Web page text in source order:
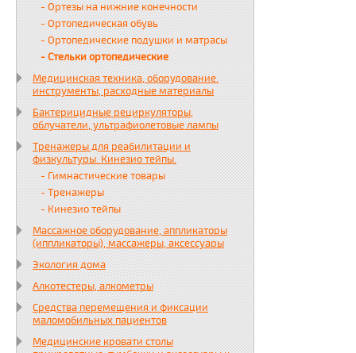
- Ортезы на нижние конечности
- Ортопедическая обувь
- Ортопедические подушки и матрасы
- Стельки ортопедические
Медицинская техника, оборудование.
инструменты, расходные материалы
Бактерицидные рециркуляторы,
облучатели, ультрафиолетовые лампы
Тренажеры для реабилитации и
физкультуры. Кинезио тейпы.
- Гимнастические товары
- Тренажеры
- Кинезио тейпы
Массажное оборудование, аппликаторы
(иппликаторы), массажеры, аксессуары
Экология дома
Алкотестеры, алкометры
Средства перемещения и фиксации
маломобильных пациентов
Медицинские кровати столы